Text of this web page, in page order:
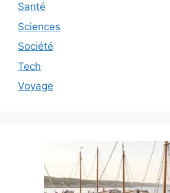
Santé
Sciences
Société
Tech
Voyage